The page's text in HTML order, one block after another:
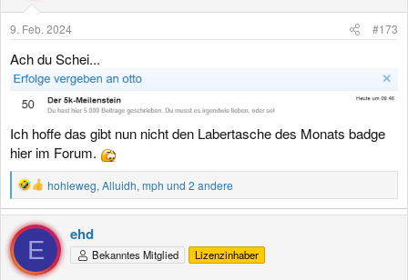
9. Feb. 2024 #173
Ach du Schei...
Ich hoffe das gibt nun nicht den Labertasche des Monats badge
hier im Forum.
R
e
a
k
o
hohleweg,Alluidh,mph und 2 andere
E
ehd
Bekanntes Mitglied Lizenzinhaber